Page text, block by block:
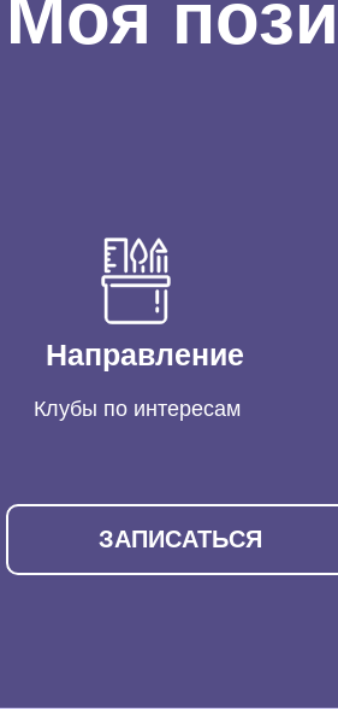
Моя
Направление
Клубы по интересам
ЗАПИСАТЬСЯ